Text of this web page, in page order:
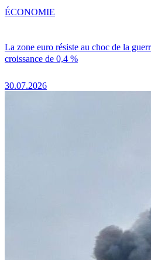
La zone euro résiste au choc de la
croissance de 0,4 %
30.07.2026
ÉCONOMIE